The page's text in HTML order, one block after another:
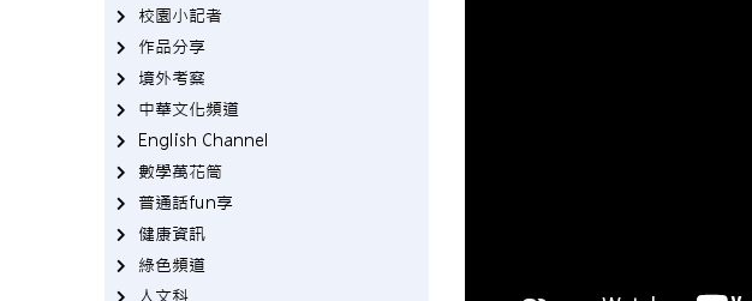
校園小記者
作品分享
境外考察
中華文化頻道
English Channel
數學萬花筒
普通話fun享
健康資訊
綠色頻道
人文科